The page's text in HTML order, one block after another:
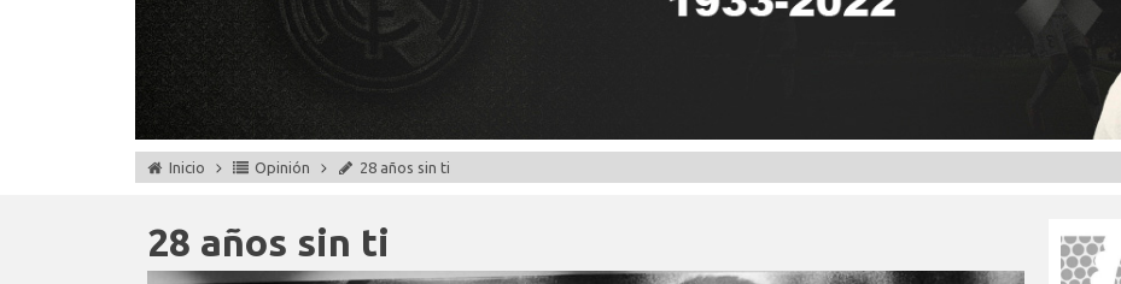
Inicio Opinión 28 años sin ti
28 años sin ti